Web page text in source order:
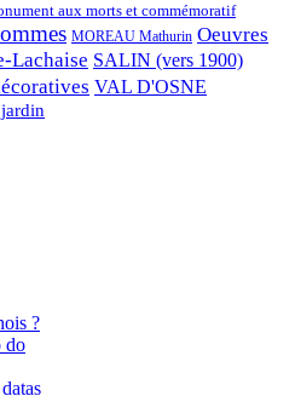
aux morts et commémoratif
MOREAU Mathurin Oeuvres
Lachaise SALIN (vers 1900)
VAL D'OSNE
?
do